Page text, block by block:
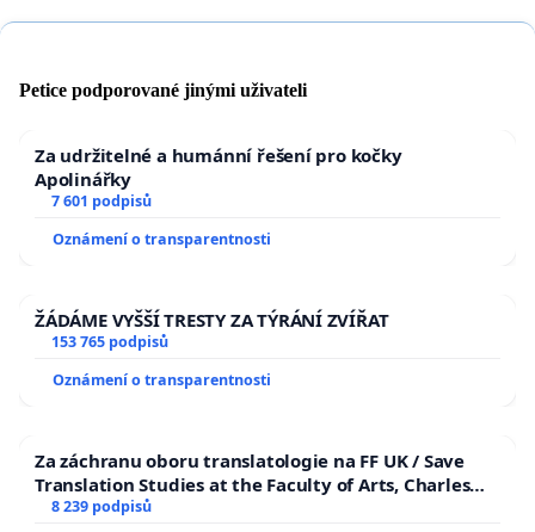
Petice podporované jinými uživateli
Za udržitelné a humánní řešení pro kočky
Apolinářky
7 601 podpisů
Oznámení o transparentnosti
ŽÁDÁME VYŠŠÍ TRESTY ZA TÝRÁNÍ ZVÍŘAT
153 765 podpisů
Oznámení o transparentnosti
Za záchranu oboru translatologie na FF UK / Save
Translation Studies at the Faculty of Arts, Charles
University
8 239 podpisů